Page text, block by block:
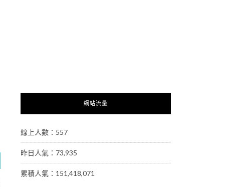
網站流量
線上人數：557
昨日人氣：73,935
累積人氣：151,418,071